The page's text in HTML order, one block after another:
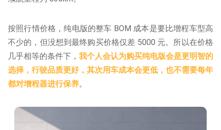
按照行情价格，纯电版的整车 BOM 成本是要比增程车型高
不少的，但没想到最终购买价格仅差 5000 元。所以在价格
几乎相等的条件下， 我个人会认为购买纯电版会是更明智的
选择，行驶品质更好，其次用车成本会更低，也不需要每年
都对增程器进行保养。